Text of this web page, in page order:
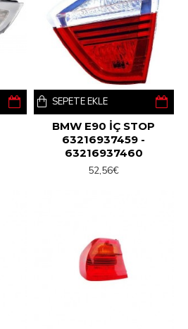
BMW E90 İÇ STOP
63216937459 -
63216937460
52,56€
SEPETE EKLE